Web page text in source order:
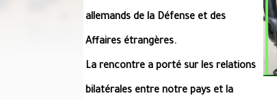
allemands de la Défense et des
Affaires étrangères.
La rencontre a porté sur les relations
bilatérales entre notre pays et la